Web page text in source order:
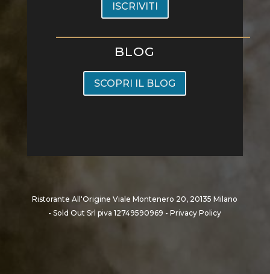
ISCRIVITI
BLOG
SCOPRI IL BLOG
Ristorante All'Origine Viale Montenero 20, 20135 Milano
- Sold Out Srl piva 12749590969 -Privacy Policy